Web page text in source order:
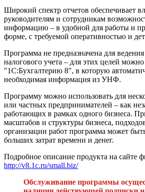
Широкий спектр отчетов обеспечивает
руководителям и сотрудникам
информацию – в удобной для работы и
форме, с требуемой оперативностью и
Программа не предназначена для ведения
налогового учета – для этих целей можно
"1С:Бухгалтерию 8", в которую
необходимая информация из УНФ.
Программу можно использовать для
или частных предпринимателей – как
работающих в рамках одного бизнеса.
масштабов и структуры бизнеса,
организации работ программа может
больших затрат времени и денег.
Подробное описание продукта на сайте
http://v8.1c.ru/small.biz/
Обслуживание программы